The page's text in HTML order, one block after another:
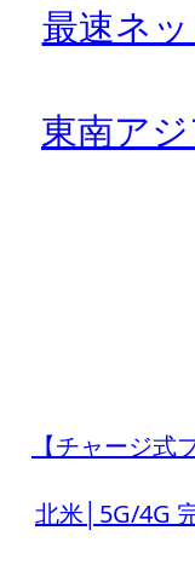
最速ネ
東南ア
【チャージ
北米│5G/4G